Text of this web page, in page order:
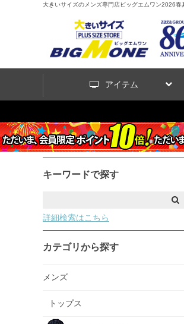
大きいサイズのメンズ専門店ビッグエムワン2026春
アイテム
キーワードで探す
詳細検索はこちら
カテゴリから探す
メンズ
トップス